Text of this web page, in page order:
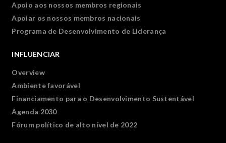
Apoio aos nossos membros regionais
Apoiar os nossos membros nacionais
Programa de Desenvolvimento de Liderança
INFLUENCIAR
Overview
Ambiente favorável
Financiamento para o Desenvolvimento Sustentável
Agenda 2030
Fórum político de alto nível de 2022